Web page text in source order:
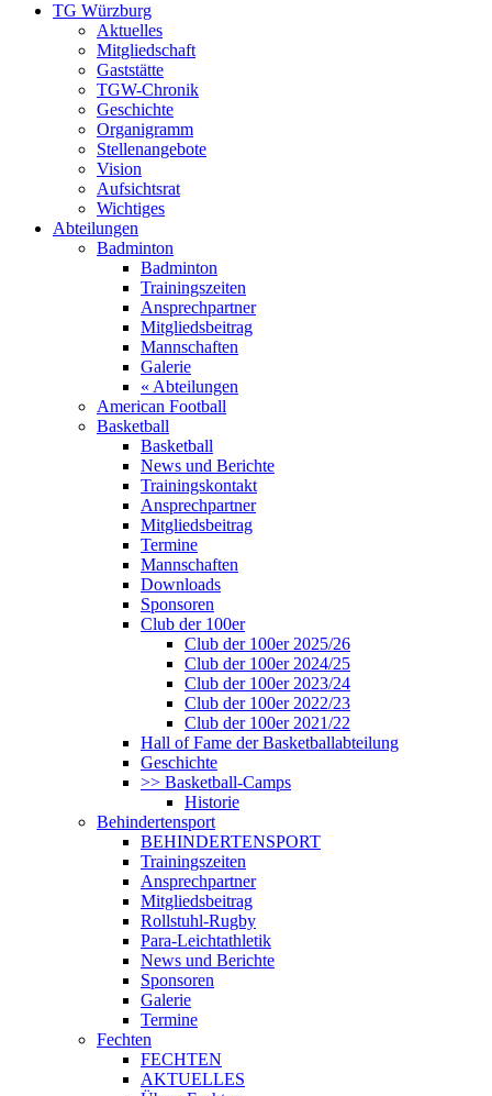
TG Würzburg
Aktuelles
Mitgliedschaft
Gaststätte
TGW-Chronik
Geschichte
Organigramm
Stellenangebote
Vision
Aufsichtsrat
Wichtiges
Abteilungen
Badminton
Badminton
Trainingszeiten
Ansprechpartner
Mitgliedsbeitrag
Mannschaften
Galerie
« Abteilungen
American Football
Basketball
Basketball
News und Berichte
Trainingskontakt
Ansprechpartner
Mitgliedsbeitrag
Termine
Mannschaften
Downloads
Sponsoren
Club der 100er
Club der 100er 2025/26
Club der 100er 2024/25
Club der 100er 2023/24
Club der 100er 2022/23
Club der 100er 2021/22
Hall of Fame der Basketballabteilung
Geschichte
>> Basketball-Camps
Historie
Behindertensport
BEHINDERTENSPORT
Trainingszeiten
Ansprechpartner
Mitgliedsbeitrag
Rollstuhl-Rugby
Para-Leichtathletik
News und Berichte
Sponsoren
Galerie
Termine
Fechten
FECHTEN
AKTUELLES